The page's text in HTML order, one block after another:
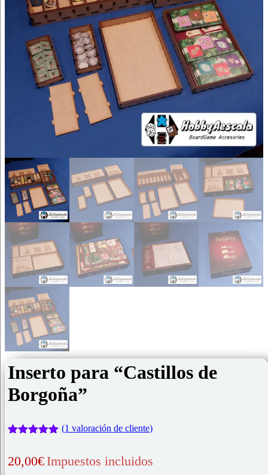
Inserto para “Castillos de
Borgoña”
5 en base
(1 valoración de cliente)
20,00€ Impuestos incluidos